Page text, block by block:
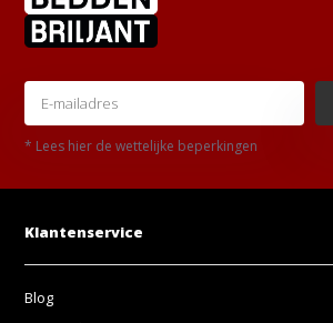
* Lees hier de wettelijke beperkingen
Klantenservice
Blog